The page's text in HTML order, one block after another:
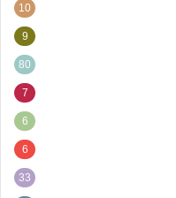
10
9
80
7
6
6
33